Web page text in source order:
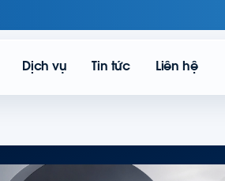
Dịch vụ Tin tức Liên hệ